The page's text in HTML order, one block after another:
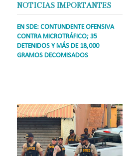
NOTICIAS IMPORTANTES
EN SDE: CONTUNDENTE OFENSIVA
CONTRA MICROTRÁFICO; 35
DETENIDOS Y MÁS DE 18,000
GRAMOS DECOMISADOS